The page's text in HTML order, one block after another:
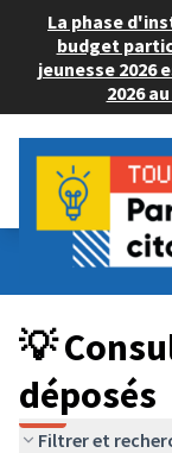
La phase
budget
jeunesse 2026
2026
Budget Participatif
💡 Consulter les
💡
déposés
Filtrer et